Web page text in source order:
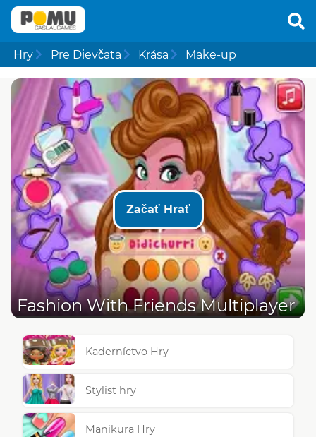
Hry Pre Dievčata Krása Make-up
Začať Hrať
Fashion With Friends Multiplayer
Kaderníctvo Hry
Stylist hry
Manikura Hry